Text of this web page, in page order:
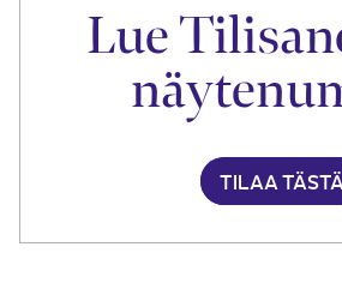
Lue
TILAA TÄSTÄ